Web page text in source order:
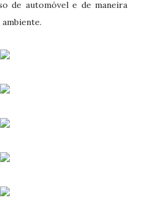
de automóvel e de maneira